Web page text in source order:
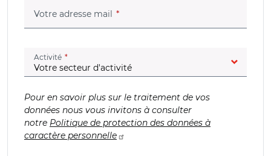
Votre adresse mail (champ obligatoire)
Activité (champ obligatoire)
Pour en savoir plus sur le traitement de vos
données nous vous invitons à consulter
notre Politique de protection des données à
caractère personnelle